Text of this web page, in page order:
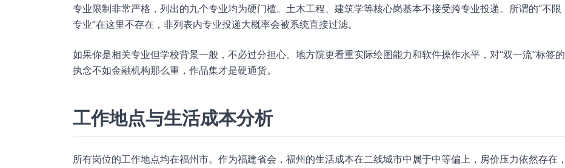
专业限制非常严格，列出的九个专业均为硬门槛。土木工程、建筑学等核心岗基本不接受跨专业投递。所谓的“不限
专业”在这里不存在，非列表内专业投递大概率会被系统直接过滤。
如果你是相关专业但学校背景一般，不必过分担心。地方院更看重实际绘图能力和软件操作水平，对“双一流”标签的
执念不如金融机构那么重，作品集才是硬通货。
工作地点与生活成本分析
所有岗位的工作地点均在福州市。作为福建省会，福州的生活成本在二线城市中属于中等偏上，房价压力依然存在，